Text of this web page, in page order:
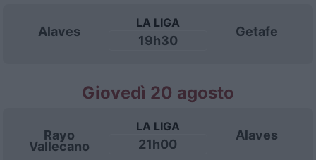
Alaves
LA LIGA
19h30
Getafe
Giovedì 20 agosto
Rayo
Vallecano
LA LIGA
21h00
Alaves